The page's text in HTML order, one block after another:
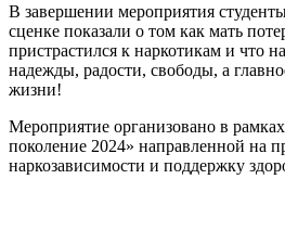
В завершении мероприятия
сценке показали о том как мать
пристрастился к наркотикам и что
надежды, радости, свободы, а
жизни!
Мероприятие организовано в
поколение 2024» направленной на
наркозависимости и поддержку